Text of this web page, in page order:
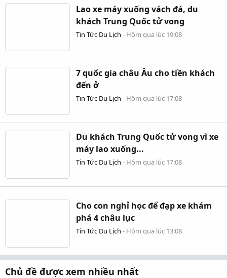
Lao xe máy xuống vách đá, du
khách Trung Quốc tử vong
Tin Tức Du Lịch - Hôm qua lúc 19:08
7 quốc gia châu Âu cho tiền khách
đến ở
Tin Tức Du Lịch - Hôm qua lúc 17:08
Du khách Trung Quốc tử vong vì xe
máy lao xuống...
Tin Tức Du Lịch - Hôm qua lúc 17:08
Cho con nghỉ học để đạp xe khám
phá 4 châu lục
Tin Tức Du Lịch - Hôm qua lúc 13:08
Chủ đề được xem nhiều nhất